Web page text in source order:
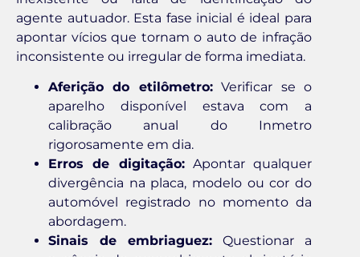
agente autuador. Esta fase inicial é ideal para
apontar vícios que tornam o auto de infração
inconsistente ou irregular de forma imediata.
Aferição do etilômetro:Verificar se o
aparelho disponível estava com a
calibração anual do Inmetro
rigorosamente em dia.
Erros de digitação:Apontar qualquer
divergência na placa, modelo ou cor do
automóvel registrado no momento da
abordagem.
Sinais de embriaguez: Questionar a